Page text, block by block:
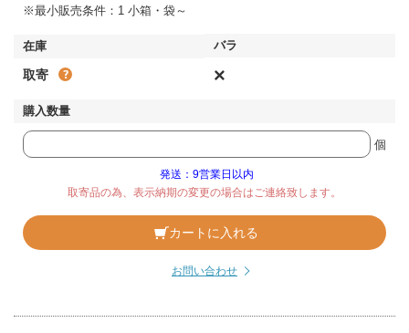
※最小販売条件：1 小箱・袋～
取寄 ×
個
発送：9営業日以内
取寄品の為、表示納期の変更の場合はご連絡致します。
カートに入れる
お問い合わせ